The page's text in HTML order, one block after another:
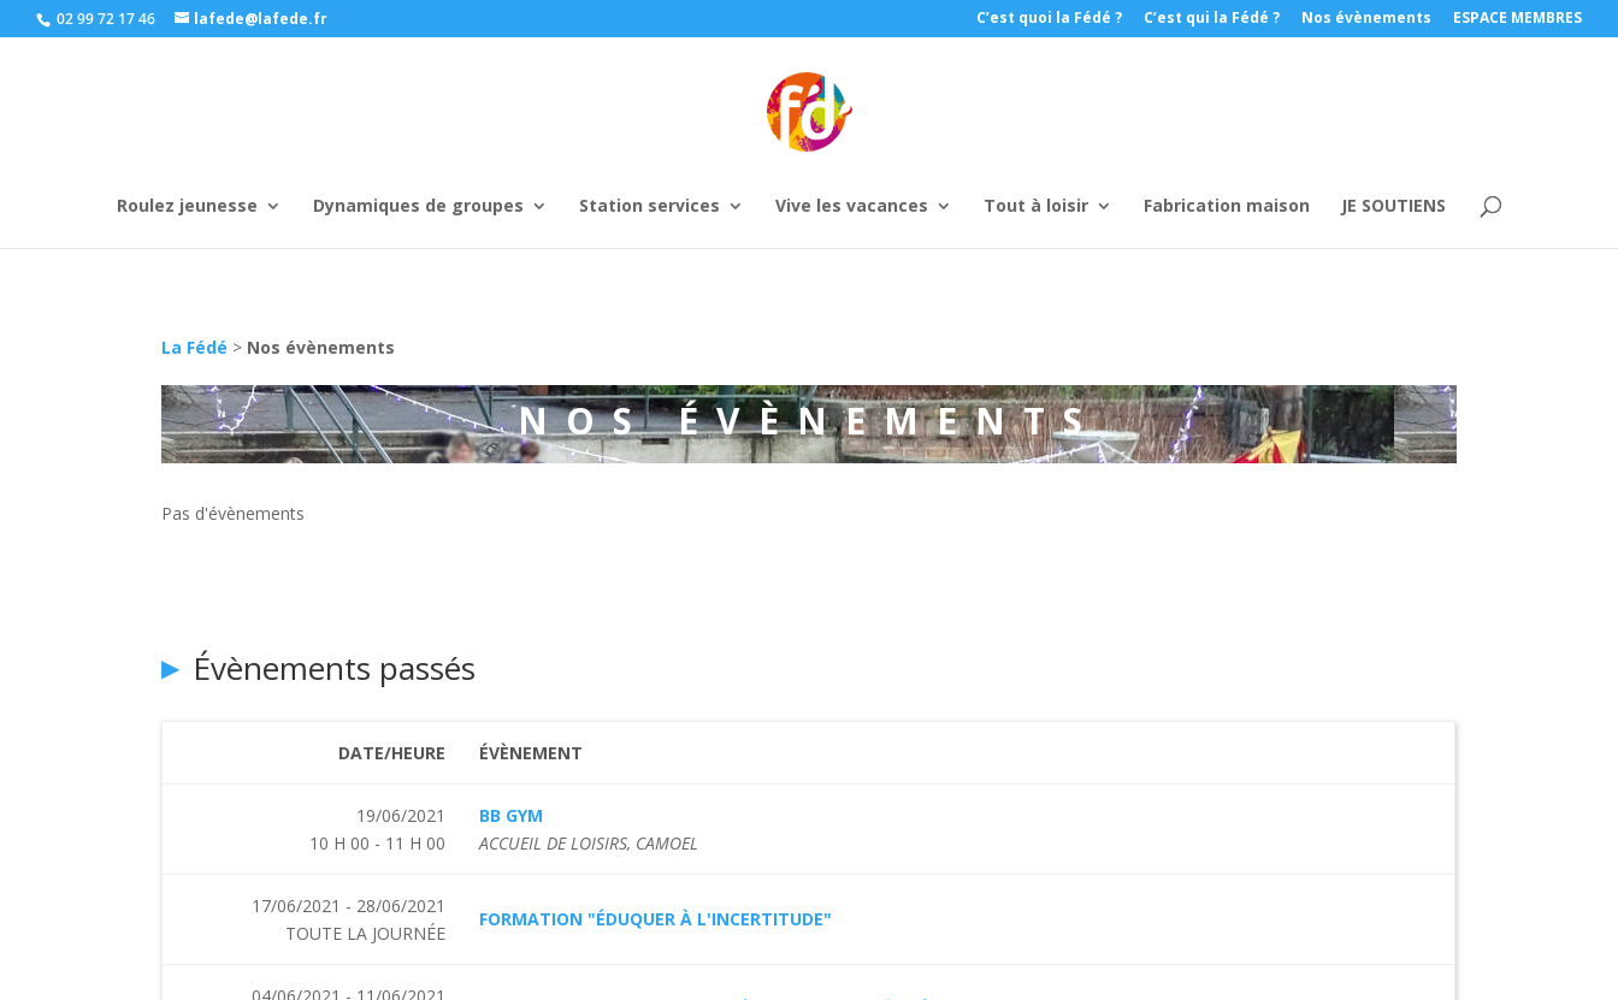
02 99 72 17 46 lafede@lafede.fr C’est quoi la Fédé ? C’est qui la Fédé ? Nos évènements ESPACE MEMBRES
Roulez jeunesse Dynamiques de groupes Station services Vive les vacances Tout à loisir Fabrication maison JE SOUTIENS
La Fédé > Nos évènements
NOS ÉVÈNEMENTS
Pas d'évènements
Évènements passés
DATE/HEURE ÉVÈNEMENT
19/06/2021
10 H 00 - 11 H 00
BB GYM
ACCUEIL DE LOISIRS, CAMOEL
17/06/2021 - 28/06/2021
TOUTE LA JOURNÉE
FORMATION "ÉDUQUER À L'INCERTITUDE"